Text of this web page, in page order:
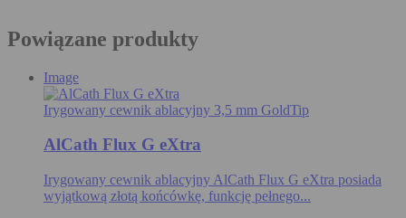
Powiązane produkty
Image
Irygowany cewnik ablacyjny 3,5 mm GoldTip
AlCath Flux G eXtra
Irygowany cewnik ablacyjny AlCath Flux G eXtra posiada
wyjątkową złotą końcówkę, funkcję pełnego...